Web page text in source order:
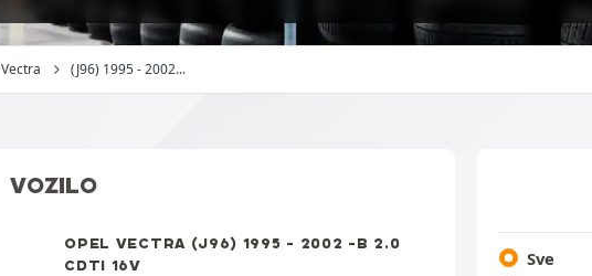
Vectra (J96) 1995 - 2002...
VOZILO
OPEL VECTRA (J96) 1995 - 2002 -B 2.0
CDTI 16V
Sve